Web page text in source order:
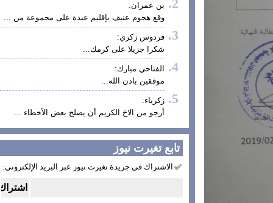
بن عمران:
وقع هجوم عنيف بإقليم عبدة على مجموعة من ...
فردوس زكري:
شكرا جزيلا على كرمك...
الفتاحي مبارك:
موفقين باذن الله...
زكرياء:
أرجو من الاخ الكريم أن يصلح بعض الأخطاء ...
تابع تغيرت نيوز
الاشتراك في جريدة تغيرت نيوز عبر البريد الإلكتروني: